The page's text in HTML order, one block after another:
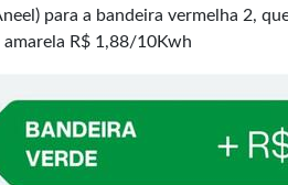
para a bandeira vermelha 2,
R$ 1,88/10Kwh